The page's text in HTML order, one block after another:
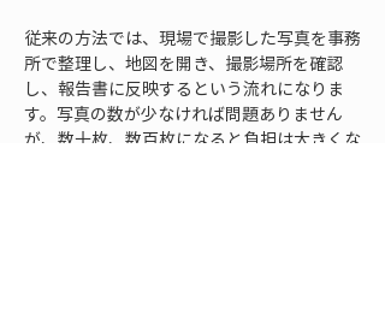
従来の方法では、現場で撮影した写真を事務
所で整理し、地図を開き、撮影場所を確認
し、報告書に反映するという流れになりま
す。写真の数が少なければ問題ありません
が、数十枚、数百枚になると負担は大きくな